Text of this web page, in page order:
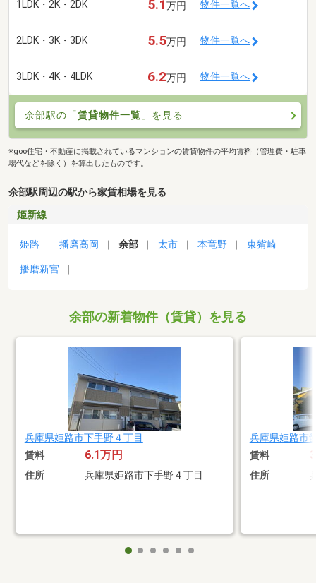
1LDK・2K・2DK 5.1万円 物件一覧へ
2LDK・3K・3DK 5.5万円 物件一覧へ
3LDK・4K・4LDK 6.2万円 物件一覧へ
余部駅の「賃貸物件一覧 」を見る
※goo住宅・不動産に掲載されているマンションの賃貸物件の平均賃料（管理費・駐車
場代などを除く）を算出したものです。
余部駅周辺の駅から家賃相場を見る
姫新線
姫路 播磨高岡 余部 太市 本竜野 東觜崎
播磨新宮
余部の新着物件（賃貸）を見る
兵庫県姫路市下手野４丁目
賃料 6.1万円
住所 兵庫県姫路市下手野４丁目
兵庫県姫路市
賃料
住所